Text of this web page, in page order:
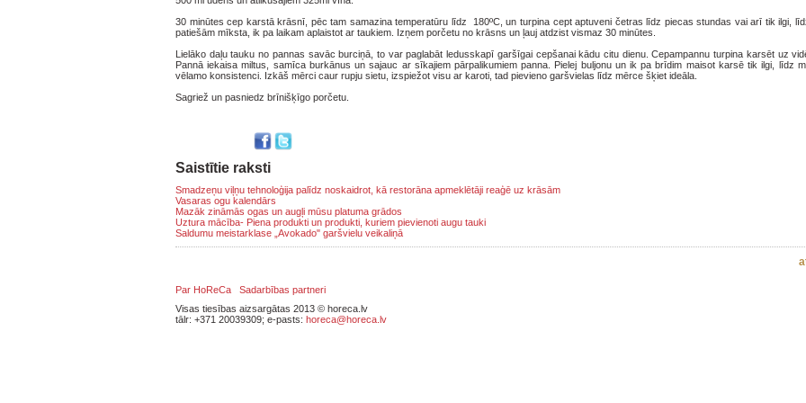
30 minūtes cep karstā krāsnī, pēc tam samazina temperatūru līdz 180ºC, un turpina cept aptuveni četras līdz piecas stundas vai arī tik ilgi,
patiešām mīksta, ik pa laikam aplaistot ar taukiem. Izņem porčetu no krāsns un ļauj atdzist vismaz 30 minūtes.
Lielāko daļu tauku no pannas savāc burciņā, to var paglabāt ledusskapī garšīgai cepšanai kādu citu dienu. Cepampannu turpina karsēt uz
Pannā iekaisa miltus, samīca burkānus un sajauc ar sīkajiem pārpalikumiem panna. Pielej buljonu un ik pa brīdim maisot karsē tik ilgi, līdz
vēlamo konsistenci. Izkāš mērci caur rupju sietu, izspiežot visu ar karoti, tad pievieno garšvielas līdz mērce šķiet ideāla.
Sagriež un pasniedz brīnišķīgo porčetu.
Saistītie raksti
Smadzeņu viļņu tehnoloģija palīdz noskaidrot, kā restorāna apmeklētāji reaģē uz krāsām
Vasaras ogu kalendārs
Mazāk zināmās ogas un augļi mūsu platuma grādos
Uztura mācība- Piena produkti un produkti, kuriem pievienoti augu tauki
Saldumu meistarklase „Avokado" garšvielu veikaliņā
Par HoReCa
Sadarbības partneri
Visas tiesības aizsargātas 2013 © horeca.lv
tālr: +371 20039309; e-pasts: horeca@horeca.lv